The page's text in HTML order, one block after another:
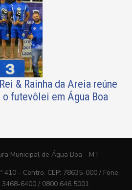
& Rainha da Areia reúne
futevôlei em Água Boa
Municipal de Água Boa - MT
410 - Centro. CEP: 78635-000 / Fone:
3468-6400 / 0800 646 5001